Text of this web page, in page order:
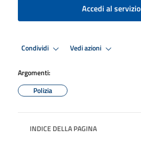
Accedi al servizio
Condividi Vedi azioni
Argomenti:
Polizia
INDICE DELLA PAGINA